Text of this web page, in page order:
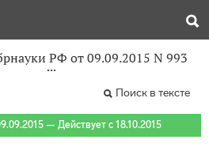
РФ от 09.09.2015 N 993
Поиск в тексте
— Действует с 18.10.2015